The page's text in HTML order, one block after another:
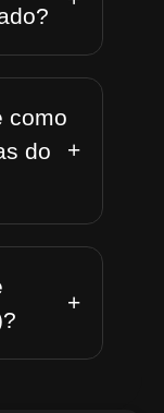
como
do
+
+